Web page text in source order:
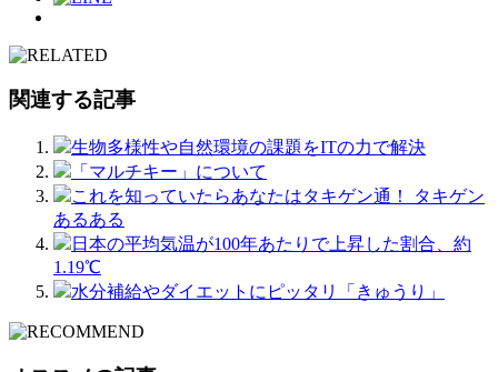
関連する記事
生物多様性や自然環境の課題をITの力で解決
「マルチキー」について
これを知っていたらあなたはタキゲン通！ タキゲン
あるある
日本の平均気温が100年あたりで上昇した割合、約
1.19℃
水分補給やダイエットにピッタリ「きゅうり」